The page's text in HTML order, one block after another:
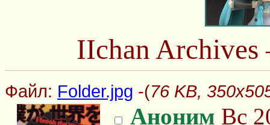
IIchan
Файл: Folder.jpg -(76 KB,
Аноним Вс